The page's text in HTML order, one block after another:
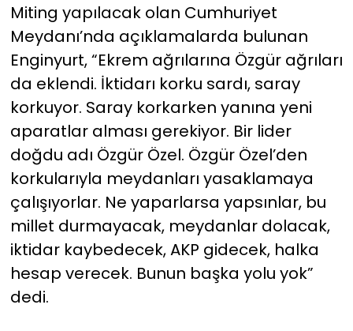
Miting yapılacak olan Cumhuriyet
Meydanı’nda açıklamalarda bulunan
Enginyurt, “Ekrem ağrılarına Özgür ağrıları
da eklendi. İktidarı korku sardı, saray
korkuyor. Saray korkarken yanına yeni
aparatlar alması gerekiyor. Bir lider
doğdu adı Özgür Özel. Özgür Özel’den
korkularıyla meydanları yasaklamaya
çalışıyorlar. Ne yaparlarsa yapsınlar, bu
millet durmayacak, meydanlar dolacak,
iktidar kaybedecek, AKP gidecek, halka
hesap verecek. Bunun başka yolu yok”
dedi.